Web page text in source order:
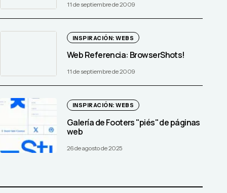
11 de septiembre de 2009
INSPIRACIÓN: WEBS
Web Referencia: BrowserShots!
11 de septiembre de 2009
INSPIRACIÓN: WEBS
Galería de Footers "piés" de páginas
web
26 de agosto de 2025